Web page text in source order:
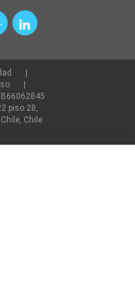
B66062845
piso 28,
Chile